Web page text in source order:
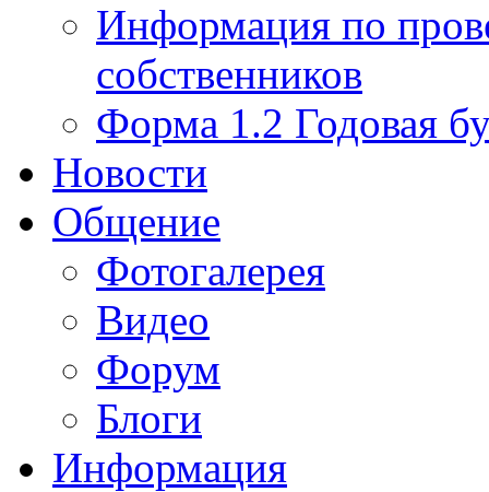
Информация по
собственников
Форма 1.2 Годовая
Новости
Общение
Фотогалерея
Видео
Форум
Блоги
Информация